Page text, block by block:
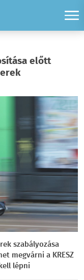
előtt
szabályozása
megvárni a KRESZ
lépni